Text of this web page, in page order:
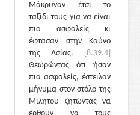
Μάκρυναν έτσι το
ταξίδι τους για να είναι
πιο ασφαλείς κι
έφτασαν στην Καύνο
της Ασίας.
[8.39.4]
Θεωρώντας ότι ήσαν
πια ασφαλείς, έστειλαν
μήνυμα στον στόλο της
Μιλήτου ζητώντας να